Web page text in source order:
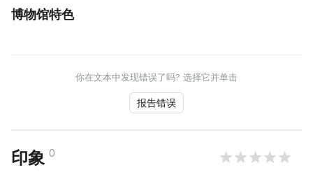
博物馆特色
你在文本中发现错误了吗? 选择它并单击
报告错误
印象 0